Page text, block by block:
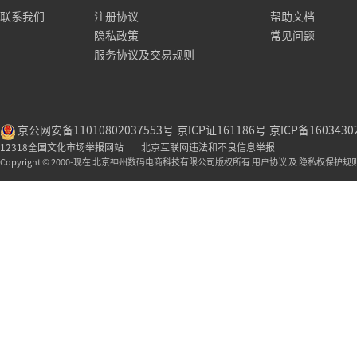
联系我们
注册协议
隐私政策
服务协议及交易规则
帮助文档
常见问题
京公网安备11010802037553号 京ICP证161186号 京ICP备
12318全国文化市场举报网站 北京互联网违法和不良信息举报
Copyright © 2000-现在 北京神州数码电商科技有限公司版权所有 用户协议 及 隐私权保护规